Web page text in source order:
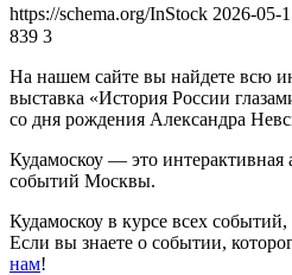
https://schema.org/InStock 2026-05-
839 3
На нашем сайте вы найдете всю
выставка «История России
со дня рождения Александра
Кудамоскоу — это
событий Москвы.
Кудамоскоу в курсе всех
Если вы знаете о событии,
нам!